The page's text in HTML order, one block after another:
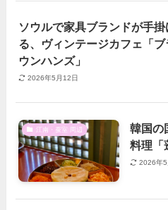
ソウルで家具ブランドが手掛
る、ヴィンテージカフェ「ブ
ウンハンズ」
2026年5月12日
江南・蚕室 周辺
韓国の
料理「
2026年5